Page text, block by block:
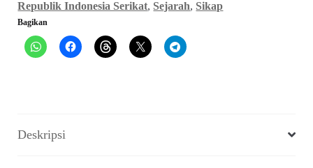
(Sikap_No.7
Th.II,
Februari
Republik Indonesia Serikat, Sejarah, Sikap
Bagikan
Deskripsi